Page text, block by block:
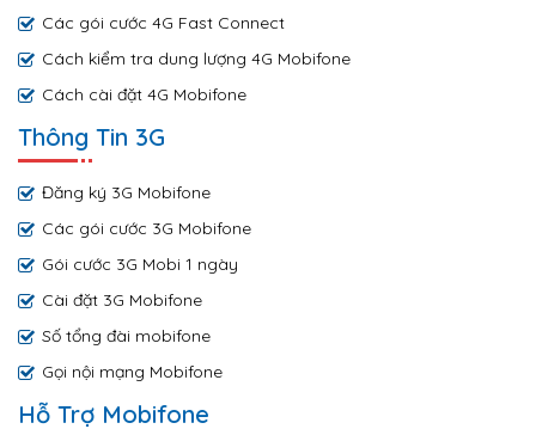
Các gói cước 4G Fast Connect
Cách kiểm tra dung lượng 4G Mobifone
Cách cài đặt 4G Mobifone
Thông Tin 3G
Đăng ký 3G Mobifone
Các gói cước 3G Mobifone
Gói cước 3G Mobi 1 ngày
Cài đặt 3G Mobifone
Số tổng đài mobifone
Gọi nội mạng Mobifone
Hỗ Trợ Mobifone